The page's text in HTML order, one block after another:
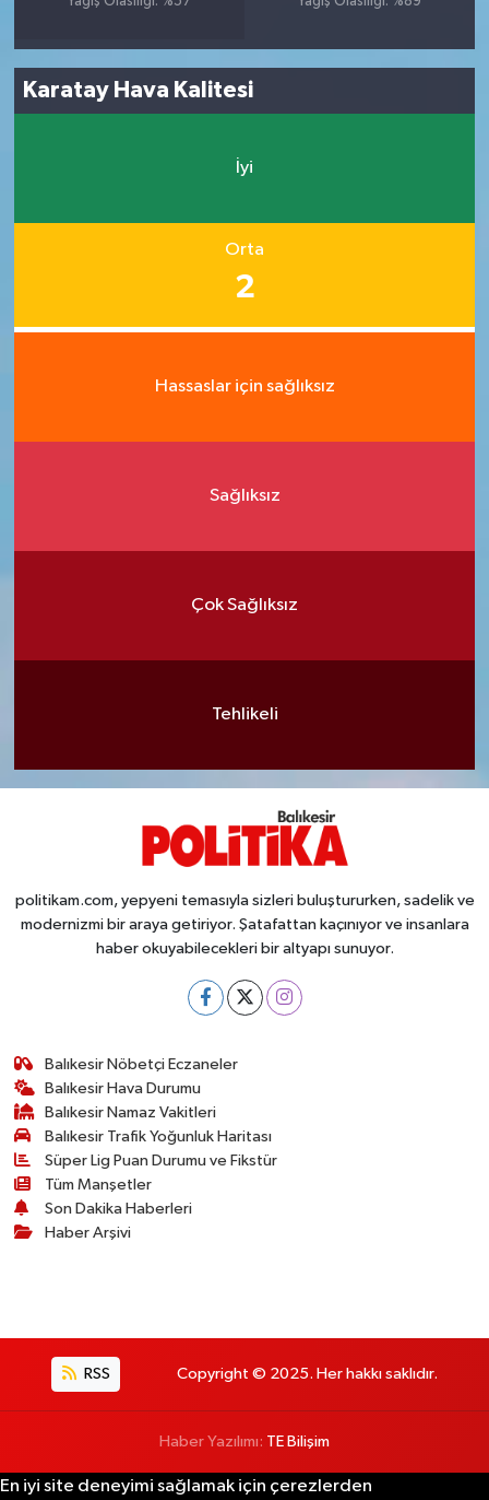
Karatay Hava Kalitesi
İyi
Orta
2
Hassaslar için sağlıksız
Sağlıksız
Çok Sağlıksız
Tehlikeli
politikam.com, yepyeni temasıyla sizleri buluştururken, sadelik ve
modernizmi bir araya getiriyor. Şatafattan kaçınıyor ve insanlara
haber okuyabilecekleri bir altyapı sunuyor.
Balıkesir Nöbetçi Eczaneler
Balıkesir Hava Durumu
Balıkesir Namaz Vakitleri
Balıkesir Trafik Yoğunluk Haritası
Süper Lig Puan Durumu ve Fikstür
Tüm Manşetler
Son Dakika Haberleri
Haber Arşivi
RSS Copyright © 2025. Her hakkı saklıdır.
Haber Yazılımı: TE Bilişim
En iyi site deneyimi sağlamak için çerezlerden